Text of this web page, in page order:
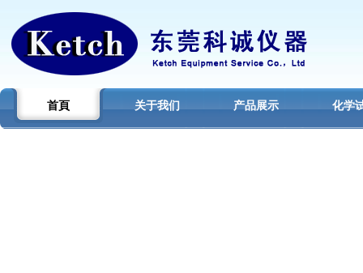
首頁 关于我们 产品展示 化学